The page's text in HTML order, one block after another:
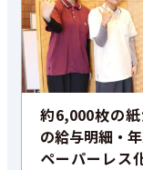
約6,000枚の
の給与明細・
ペーパーレス